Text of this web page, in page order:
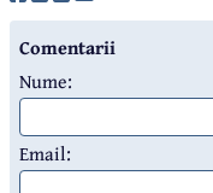
Comentarii
Nume:
Email: